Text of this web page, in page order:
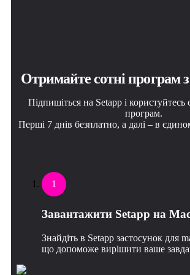
Отримайте сотні програм
Підпишіться на Setapp і
програм.
Перші 7 днів безплатно, а далі – в
1
Завантажити Setapp на
Знайдіть в Setapp застосунок для
що допоможе вирішити ваше